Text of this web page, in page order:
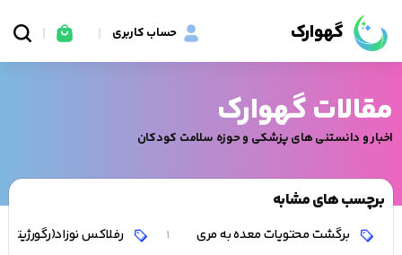
گهوارک حساب کاربری
مقالات گهوارک
اخبار و دانستنی های پزشکی و حوزه سلامت کودکان
برچسب های مشابه
برگشت محتویات معده به مری 1 رفلاکس